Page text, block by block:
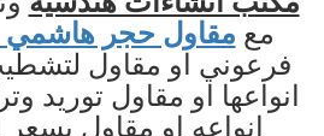
مع مقاول حجر هاشمي
فرعوني او مقاول
انواعها او مقاول توريد
انواعه او مقاول بسعر